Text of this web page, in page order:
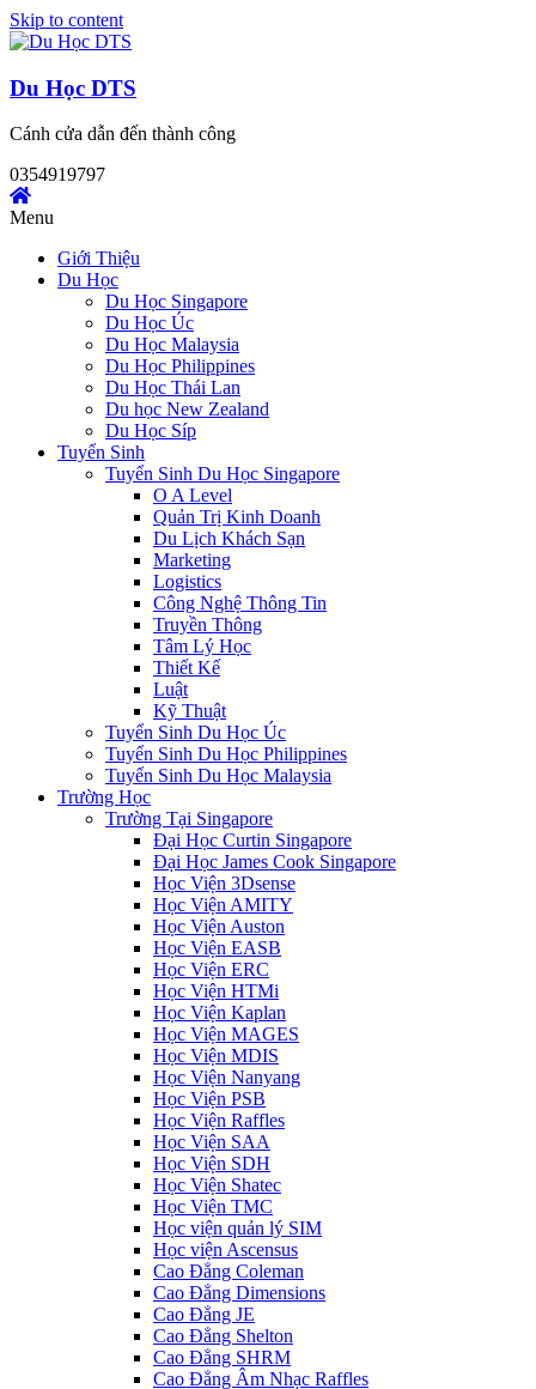
Skip to content
Du Học DTS
Cánh cửa dẫn đến thành công
0354919797
Menu
Giới Thiệu
Du Học
Du Học Singapore
Du Học Úc
Du Học Malaysia
Du Học Philippines
Du Học Thái Lan
Du học New Zealand
Du Học Síp
Tuyển Sinh
Tuyển Sinh Du Học Singapore
O A Level
Quản Trị Kinh Doanh
Du Lịch Khách Sạn
Marketing
Logistics
Công Nghệ Thông Tin
Truyền Thông
Tâm Lý Học
Thiết Kế
Luật
Kỹ Thuật
Tuyển Sinh Du Học Úc
Tuyển Sinh Du Học Philippines
Tuyển Sinh Du Học Malaysia
Trường Học
Trường Tại Singapore
Đại Học Curtin Singapore
Đại Học James Cook Singapore
Học Viện 3Dsense
Học Viện AMITY
Học Viện Auston
Học Viện EASB
Học Viện ERC
Học Viện HTMi
Học Viện Kaplan
Học Viện MAGES
Học Viện MDIS
Học Viện Nanyang
Học Viện PSB
Học Viện Raffles
Học Viện SAA
Học Viện SDH
Học Viện Shatec
Học Viện TMC
Học viện quản lý SIM
Học viện Ascensus
Cao Đẳng Coleman
Cao Đẳng Dimensions
Cao Đẳng JE
Cao Đẳng Shelton
Cao Đẳng SHRM
Cao Đẳng Âm Nhạc Raffles